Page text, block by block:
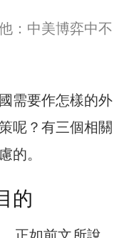
：中美博弈中不
需要作怎樣的外
呢？有三個相關
的。
的